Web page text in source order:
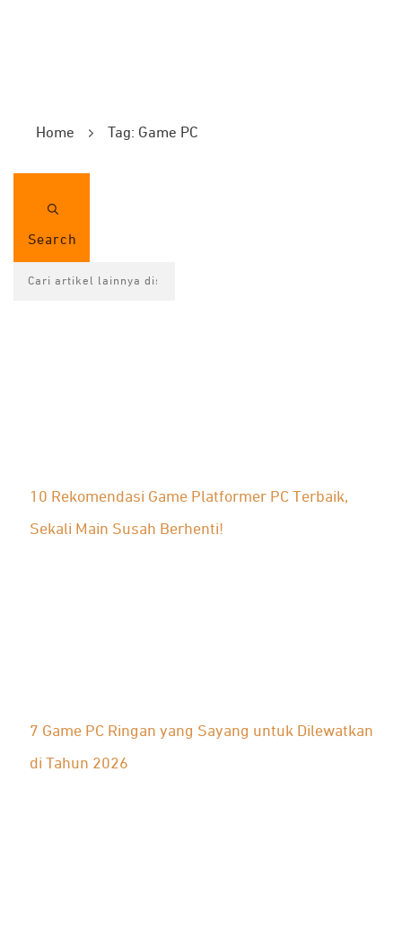
Home Tag: Game PC
Search
10 Rekomendasi Game Platformer PC Terbaik,
Sekali Main Susah Berhenti!
7 Game PC Ringan yang Sayang untuk Dilewatkan
di Tahun 2026